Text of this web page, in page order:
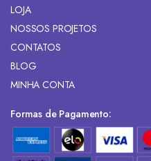
LOJA
NOSSOS PROJETOS
CONTATOS
BLOG
MINHA CONTA
Formas de Pagamento: